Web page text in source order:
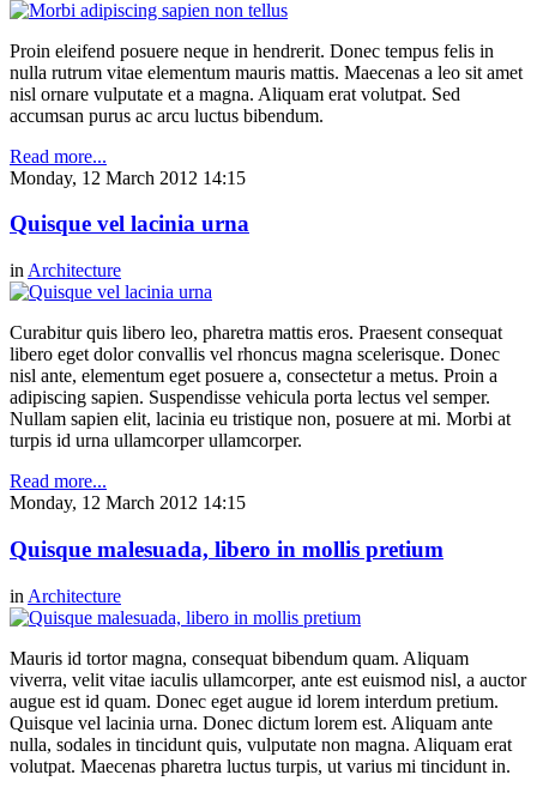
Proin eleifend posuere neque in hendrerit. Donec tempus felis in
nulla rutrum vitae elementum mauris mattis. Maecenas a leo sit amet
nisl ornare vulputate et a magna. Aliquam erat volutpat. Sed
accumsan purus ac arcu luctus bibendum.
Read more...
Monday, 12 March 2012 14:15
Quisque vel lacinia urna
in Architecture
Curabitur quis libero leo, pharetra mattis eros. Praesent consequat
libero eget dolor convallis vel rhoncus magna scelerisque. Donec
nisl ante, elementum eget posuere a, consectetur a metus. Proin a
adipiscing sapien. Suspendisse vehicula porta lectus vel semper.
Nullam sapien elit, lacinia eu tristique non, posuere at mi. Morbi at
turpis id urna ullamcorper ullamcorper.
Read more...
Monday, 12 March 2012 14:15
Quisque malesuada, libero in mollis pretium
in Architecture
Mauris id tortor magna, consequat bibendum quam. Aliquam
viverra, velit vitae iaculis ullamcorper, ante est euismod nisl, a auctor
augue est id quam. Donec eget augue id lorem interdum pretium.
Quisque vel lacinia urna. Donec dictum lorem est. Aliquam ante
nulla, sodales in tincidunt quis, vulputate non magna. Aliquam erat
volutpat. Maecenas pharetra luctus turpis, ut varius mi tincidunt in.